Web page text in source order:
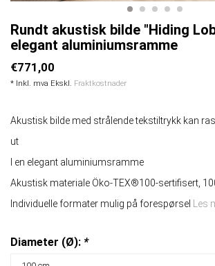
Rundt akustisk bilde "Hiding
elegant aluminiumsramme
€771,00
* Inkl. mva Ekskl. Fraktkostnader
Akustisk bilde med strålende tekstiltrykk kan
ut
I en elegant aluminiumsramme
Akustisk materiale Öko-TEX®100-sertifisert,
Individuelle formater mulig på forespørsel Les
Diameter (Ø): *